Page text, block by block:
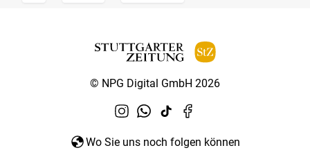
© NPG Digital GmbH 2026
Wo Sie uns noch folgen können